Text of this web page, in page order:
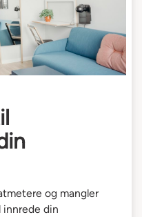
og mangler
innrede din